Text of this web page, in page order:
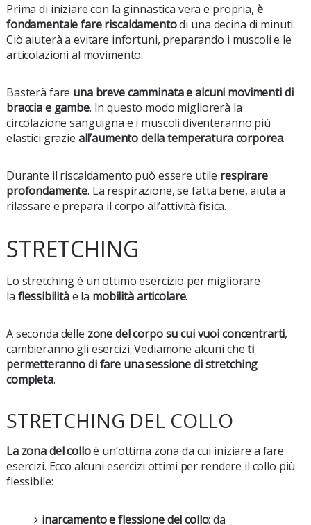
Prima di iniziare con la ginnastica vera e propria, è
fondamentale fare riscaldamentodi una decina di minuti.
Ciò aiuterà a evitare infortuni, preparando i muscoli e le
articolazioni al movimento.
Basterà fare una breve camminata e alcuni movimenti di
braccia e gambe. In questo modo migliorerà la
circolazione sanguigna e i muscoli diventeranno più
elastici grazie all’aumento della temperatura corporea.
Durante il riscaldamento può essere utile respirare
profondamente. La respirazione, se fatta bene, aiuta a
rilassare e prepara il corpo all’attività fisica.
STRETCHING
Lo stretching è un ottimo esercizio per migliorare
la flessibilitàe la mobilità articolare.
A seconda delle zone del corpo su cui vuoi concentrarti,
cambieranno gli esercizi. Vediamone alcuni cheti
permetteranno di fare una sessione di stretching
completa.
STRETCHING DEL COLLO
La zona del colloè un’ottima zona da cui iniziare a fare
esercizi. Ecco alcuni esercizi ottimi per rendere il collo più
flessibile:
inarcamento e flessione del collo: da